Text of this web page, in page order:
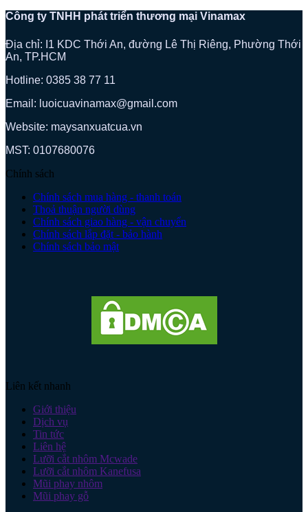
Công ty TNHH phát triển thương mại Vinamax
Địa chỉ: I1 KDC Thới An, đường Lê Thị Riêng, Phường Thới
An, TP.HCM
Hotline: 0385 38 77 11
Email: luoicuavinamax@gmail.com
Website: maysanxuatcua.vn
MST: 0107680076
Chính sách
Chính sách mua hàng - thanh toán
Thoả thuận người dùng
Chính sách giao hàng - vận chuyển
Chính sách lắp đặt - bảo hành
Chính sách bảo mật
Liên kết nhanh
Giới thiệu
Dịch vụ
Tin tức
Liên hệ
Lưỡi cắt nhôm Mcwade
Lưỡi cắt nhôm Kanefusa
Mũi phay nhôm
Mũi phay gỗ